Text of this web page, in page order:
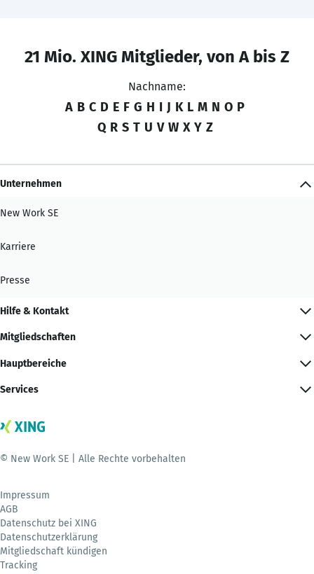
21 Mio. XING Mitglieder, von A bis Z
Nachname:
A B C D E F G H I J K L M N O P
Q R S T U V W X Y Z
Unternehmen
New Work SE
Karriere
Presse
Hilfe & Kontakt
Mitgliedschaften
Hauptbereiche
Services
© New Work SE | Alle Rechte vorbehalten
Impressum
AGB
Datenschutz bei XING
Datenschutzerklärung
Mitgliedschaft kündigen
Tracking